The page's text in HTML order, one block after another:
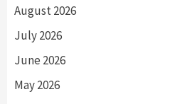
August 2026
July 2026
June 2026
May 2026